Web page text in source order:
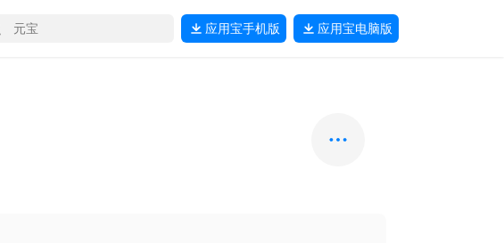
应用宝手机版 应用宝电脑版